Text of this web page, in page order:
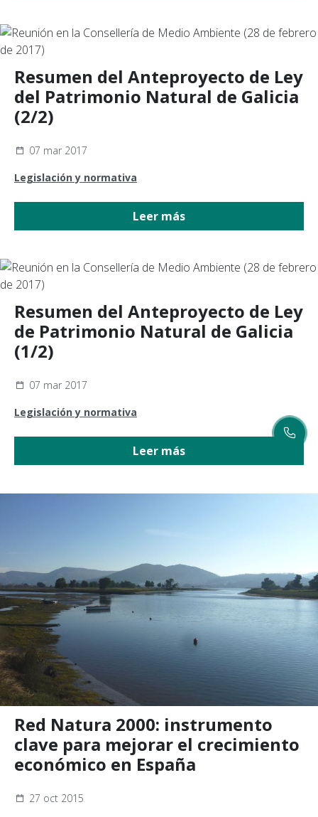
Resumen del Anteproyecto de Ley
del Patrimonio Natural de Galicia
(2/2)
07 mar 2017
Legislación y normativa
Leer más
Resumen del Anteproyecto de Ley
de Patrimonio Natural de Galicia
(1/2)
07 mar 2017
Legislación y normativa
Leer más
Red Natura 2000: instrumento
clave para mejorar el crecimiento
económico en España
27 oct 2015